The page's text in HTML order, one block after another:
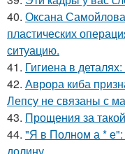
40. Оксана
пластических
ситуацию.
41. Гигиена в
42. Аврора киба
Лепсу не связаны с
43. Прощения за
44. "Я в Полном а * е":
долину.